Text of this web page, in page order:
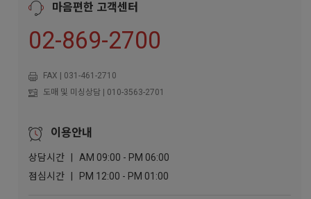
마음편한 고객센터
02-869-2700
FAX | 031-461-2710
도매 및 미싱상담 | 010-3563-2701
이용안내
상담시간 | AM 09:00 - PM 06:00
점심시간 | PM 12:00 - PM 01:00